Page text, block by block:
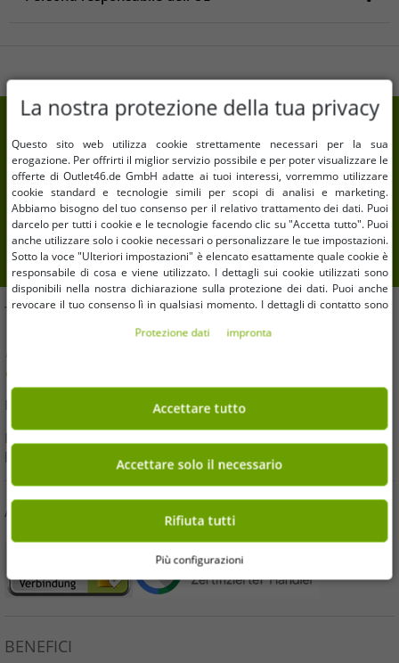
Dänemark
Telefono: +4552715751
7% di sconto extra sul tuo acquisto
Iscriviti alla nostra newsletter e ottieni il tuo 7% di
sconto extra
Il tuo indirizzo email qui
iscrizione
TI AIUTIAMO!
Hai domande o hai bisogno di aiuto? Saremo felici di
consigliarti!
E-Mail:
kundendienst@outlet46.de
La tua richiesta riceverà generalmente risposta entro 24 ore dal
lunedì al venerdì
ACQUISTA IN SICUREZZA
BENEFICI
La nostra protezione della tua privacy
Questo sito web utilizza cookie strettamente necessari per la sua
erogazione. Per offrirti il ​​miglior servizio possibile e per poter visualizzare le
offerte di Outlet46.de GmbH adatte ai tuoi interessi, vorremmo utilizzare
cookie standard e tecnologie simili per scopi di analisi e marketing.
Abbiamo bisogno del tuo consenso per il relativo trattamento dei dati. Puoi
darcelo per tutti i cookie e le tecnologie facendo clic su "Accetta tutto". Puoi
anche utilizzare solo i cookie necessari o personalizzare le tue impostazioni.
Sotto la voce "Ulteriori impostazioni" è elencato esattamente quale cookie è
responsabile di cosa e viene utilizzato. I dettagli sui cookie utilizzati sono
disponibili nella nostra dichiarazione sulla protezione dei dati. Puoi anche
revocare il tuo consenso lì in qualsiasi momento. I dettagli di contatto sono
Protezione dati impronta
Accettare tutto
Accettare solo il necessario
Rifiuta tutti
Più configurazioni